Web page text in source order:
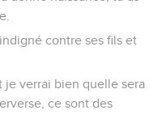
contre ses fils et
je verrai bien quelle sera
ce sont des